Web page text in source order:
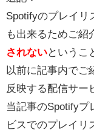
Spotifyのプレイリ
も出来るためご紹
されないというこ
以前に記事内でご
反映する配信サー
当記事のSpotifyプ
ビスでのプレイリ